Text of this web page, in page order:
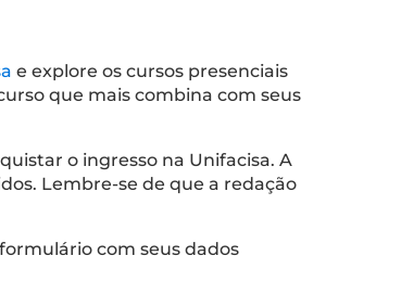
e explore os cursos presenciais
que mais combina com seus
o ingresso na Unifacisa. A
Lembre-se de que a redação
com seus dados